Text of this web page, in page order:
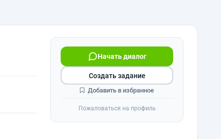
Начать диалог
Создать задание
Добавить в избранное
Пожаловаться на профиль